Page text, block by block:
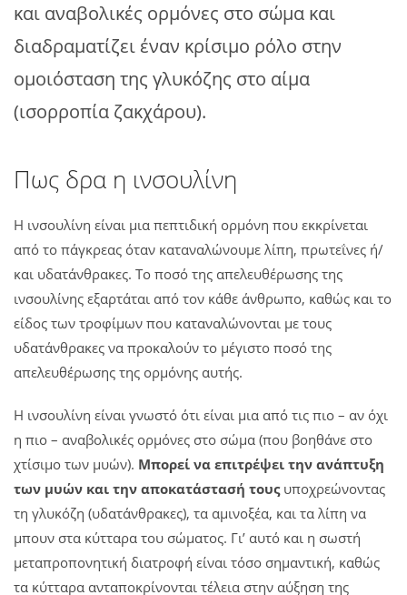
και αναβολικές ορμόνες στο σώμα και
διαδραματίζει έναν κρίσιμο ρόλο στην
ομοιόσταση της γλυκόζης στο αίμα
(ισορροπία ζακχάρου).
Πως δρα η ινσουλίνη
Η ινσουλίνη είναι μια πεπτιδική ορμόνη που εκκρίνεται
από το πάγκρεας όταν καταναλώνουμε λίπη, πρωτεΐνες ή/
και υδατάνθρακες. Το ποσό της απελευθέρωσης της
ινσουλίνης εξαρτάται από τον κάθε άνθρωπο, καθώς και το
είδος των τροφίμων που καταναλώνονται με τους
υδατάνθρακες να προκαλούν το μέγιστο ποσό της
απελευθέρωσης της ορμόνης αυτής.
Η ινσουλίνη είναι γνωστό ότι είναι μια από τις πιο – αν όχι
η πιο – αναβολικές ορμόνες στο σώμα (που βοηθάνε στο
χτίσιμο των μυών). Μπορεί να επιτρέψει την ανάπτυξη
των μυών και την αποκατάστασή τουςυποχρεώνοντας
τη γλυκόζη (υδατάνθρακες), τα αμινοξέα, και τα λίπη να
μπουν στα κύτταρα του σώματος. Γι’ αυτό και η σωστή
μεταπροπονητική διατροφή είναι τόσο σημαντική, καθώς
τα κύτταρα ανταποκρίνονται τέλεια στην αύξηση της